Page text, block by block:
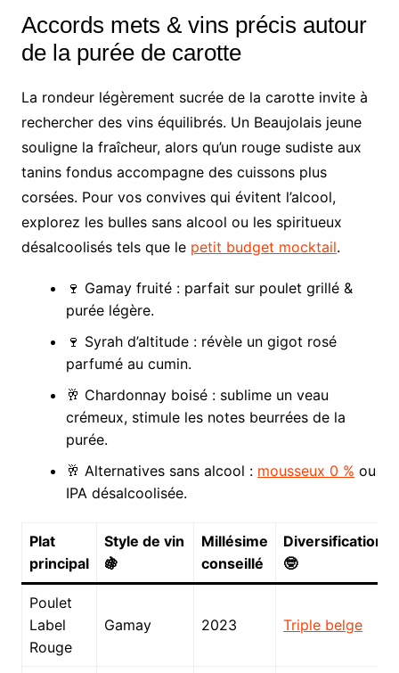
Accords mets & vins précis autour
de la purée de carotte
La rondeur légèrement sucrée de la carotte invite à
rechercher des vins équilibrés. Un Beaujolais jeune
souligne la fraîcheur, alors qu’un rouge sudiste aux
tanins fondus accompagne des cuissons plus
corsées. Pour vos convives qui évitent l’alcool,
explorez les bulles sans alcool ou les spiritueux
désalcoolisés tels que le petit budget mocktail.
🍷 Gamay fruité : parfait sur poulet grillé &
purée légère.
🍷 Syrah d’altitude : révèle un gigot rosé
parfumé au cumin.
🥂 Chardonnay boisé : sublime un veau
crémeux, stimule les notes beurrées de la
purée.
🥂 Alternatives sans alcool : mousseux 0 % ou
IPA désalcoolisée.
Plat
principal
Style de vin
🍇
Millésime
conseillé
Diversification
🤓
Poulet
Label
Rouge
Gamay 2023 Triple belge